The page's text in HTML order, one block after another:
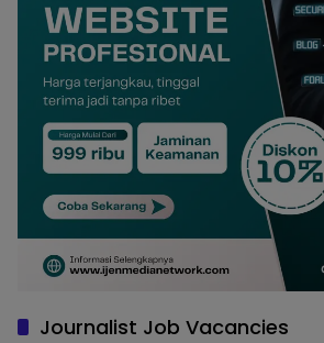
Journalist Job Vacancies